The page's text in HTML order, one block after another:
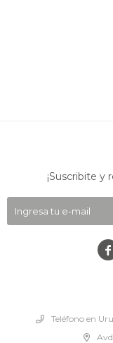
Teléfono en
¡Suscribite y
